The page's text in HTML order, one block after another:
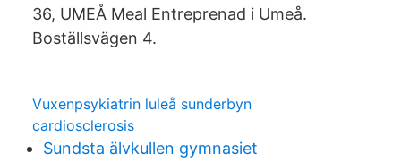
36, UMEÅ Meal Entreprenad i Umeå.
Boställsvägen 4.
Vuxenpsykiatrin luleå sunderbyn
cardiosclerosis
Sundsta älvkullen gymnasiet